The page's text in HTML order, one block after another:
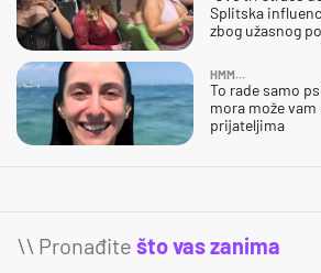
Splitska
zbog užasnog
HMM…
To rade samo
mora može
prijateljima
\\ Pronađite što vas zanima